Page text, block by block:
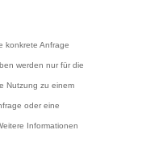
konkrete Anfrage
werden nur für die
Nutzung zu einem
oder eine
Informationen